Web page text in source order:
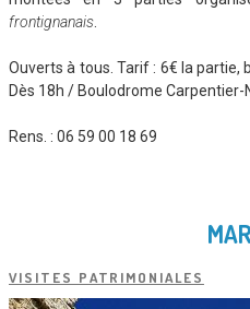
frontignanais
Ouverts à tous. Tarif : 6€ la
Dès 18h / Boulodrome Carpentier-
Rens. : 06 59 00 18 69
VISITES PATRIMONIALES